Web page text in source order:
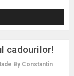
cadourilor!
By Constantin